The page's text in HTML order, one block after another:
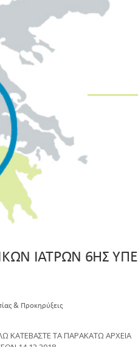
ΙΑΤΡΩΝ 6ΗΣ ΥΠΕ
& Προκηρύξεις
ΚΑΤΕΒΑΣΤΕ ΤΑ ΠΑΡΑΚΑΤΩ ΑΡΧΕΙΑ